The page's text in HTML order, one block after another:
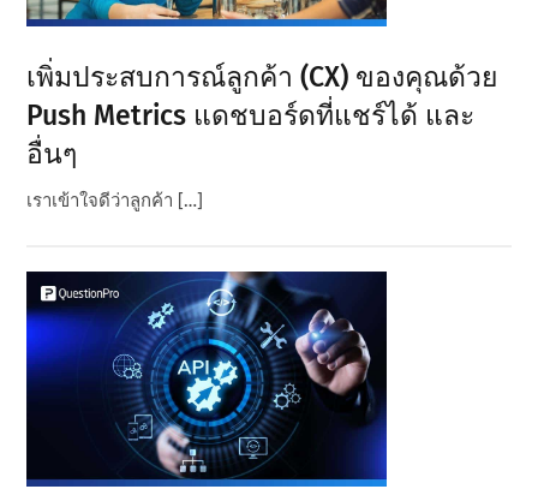
เพิ่มประสบการณ์ลูกค้า (CX) ของคุณด้วย
Push Metrics แดชบอร์ดที่แชร์ได้ และ
อื่นๆ
เราเข้าใจดีว่าลูกค้า […]